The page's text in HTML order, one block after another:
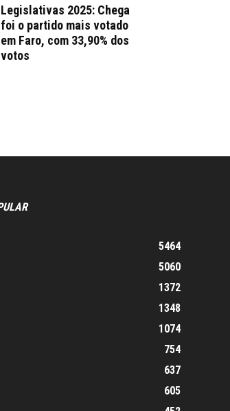
Legislativas 2025: Chega
foi o partido mais votado
em Faro, com 33,90% dos
votos
5464
5060
1372
1348
1074
754
637
605